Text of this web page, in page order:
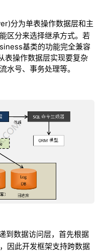
分为单表操作数据层和主
区分来选择继承方式。若
基类的功能完全兼容
表操作数据层实现要复杂
水号、事务处理等。
到数据访问层，首先根据
因此开发框架支持跨数据